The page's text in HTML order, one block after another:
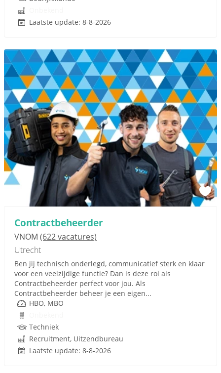
Laatste update: 8-8-2026
Contractbeheerder
VNOM (622 vacatures)
Utrecht
Ben jij technisch onderlegd, communicatief sterk en klaar
voor een veelzijdige functie? Dan is deze rol als
Contractbeheerder perfect voor jou. Als
Contractbeheerder beheer je een eigen...
HBO, MBO
Techniek
Recruitment, Uitzendbureau
Laatste update: 8-8-2026